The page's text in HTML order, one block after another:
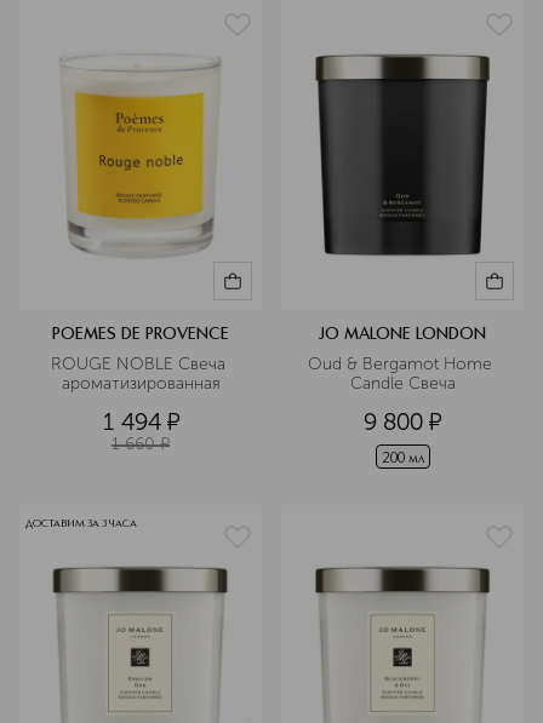
POEMES DE PROVENCE
ROUGE NOBLE Свеча
ароматизированная
1 494 ¤
1 660 ¤
JO MALONE LONDON
Oud & Bergamot Home
Candle Свеча
9 800 ¤
200 мл
ДОСТАВИМ ЗА 3 ЧАСА